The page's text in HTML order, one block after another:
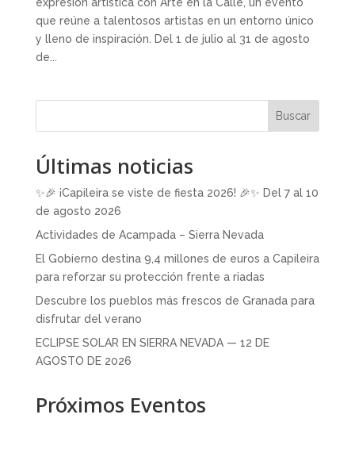
que reúne a talentosos artistas en un entorno único
y lleno de inspiración. Del 1 de julio al 31 de agosto
de...
Buscar
Últimas noticias
✨🎉 ¡Capileira se viste de fiesta 2026! 🎉✨ Del 7 al 10
de agosto 2026
Actividades de Acampada – Sierra Nevada
El Gobierno destina 9,4 millones de euros a Capileira
para reforzar su protección frente a riadas
Descubre los pueblos más frescos de Granada para
disfrutar del verano
ECLIPSE SOLAR EN SIERRA NEVADA — 12 DE
AGOSTO DE 2026
Próximos Eventos